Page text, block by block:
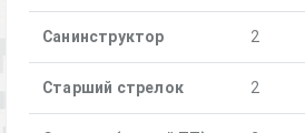
Санинструктор 2
Старший стрелок 2